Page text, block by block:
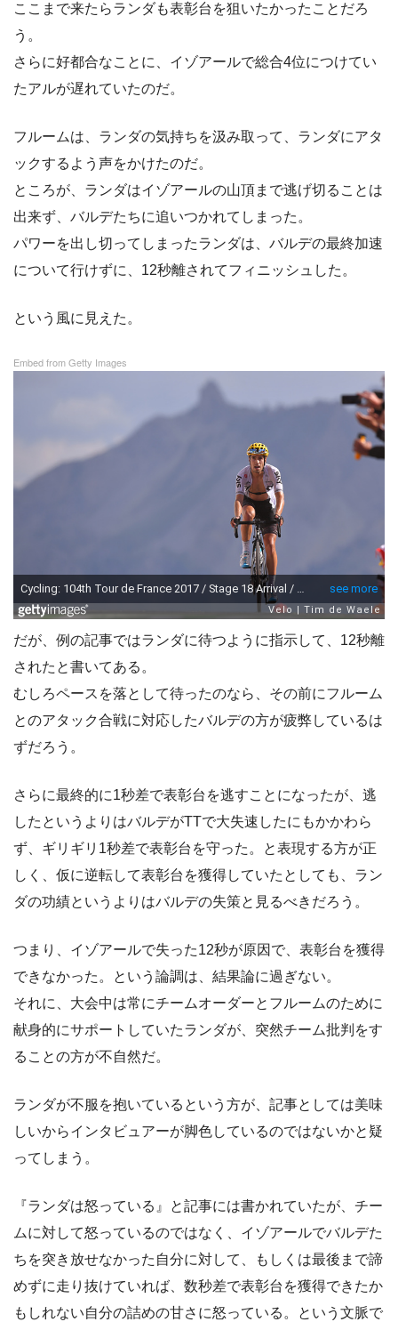
ここまで来たらランダも表彰台を狙いたかったことだろ
う。
さらに好都合なことに、イゾアールで総合4位につけてい
たアルが遅れていたのだ。
フルームは、ランダの気持ちを汲み取って、ランダにアタ
ックするよう声をかけたのだ。
ところが、ランダはイゾアールの山頂まで逃げ切ることは
出来ず、バルデたちに追いつかれてしまった。
パワーを出し切ってしまったランダは、バルデの最終加速
について行けずに、12秒離されてフィニッシュした。
という風に見えた。
Embed from Getty Images
だが、例の記事ではランダに待つように指示して、12秒離
されたと書いてある。
むしろペースを落として待ったのなら、その前にフルーム
とのアタック合戦に対応したバルデの方が疲弊しているは
ずだろう。
さらに最終的に1秒差で表彰台を逃すことになったが、逃
したというよりはバルデがTTで大失速したにもかかわら
ず、ギリギリ1秒差で表彰台を守った。と表現する方が正
しく、仮に逆転して表彰台を獲得していたとしても、ラン
ダの功績というよりはバルデの失策と見るべきだろう。
つまり、イゾアールで失った12秒が原因で、表彰台を獲得
できなかった。という論調は、結果論に過ぎない。
それに、大会中は常にチームオーダーとフルームのために
献身的にサポートしていたランダが、突然チーム批判をす
ることの方が不自然だ。
ランダが不服を抱いているという方が、記事としては美味
しいからインタビュアーが脚色しているのではないかと疑
ってしまう。
『ランダは怒っている』と記事には書かれていたが、チー
ムに対して怒っているのではなく、イゾアールでバルデた
ちを突き放せなかった自分に対して、もしくは最後まで諦
めずに走り抜けていれば、数秒差で表彰台を獲得できたか
もしれない自分の詰めの甘さに怒っている。という文脈で